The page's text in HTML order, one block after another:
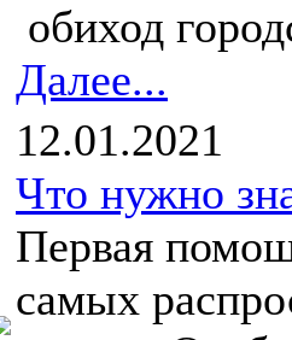
обиход
Далее...
12.01.2021
Что нужно
Первая
самых